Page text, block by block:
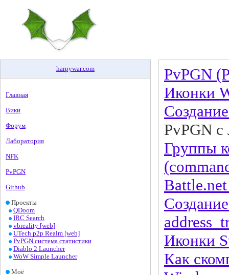
harpywar.com
Главная
Вики
Форум
Лаборатория
NFK
PvPGN
Github
Проекты
QDoom
IRC Search
vbreality [web]
UTech p2p Realm [web]
PvPGN система статистики
Diablo 2 Launcher
WoW Simple Launcher
Моё
PvPGN
Иконки
PvPGN c
Группы
Иконки
Как